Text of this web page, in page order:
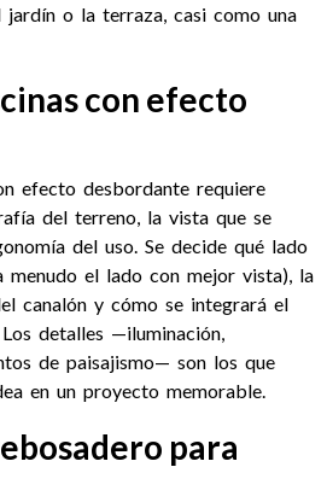
o la terraza, casi como una
con efecto
efecto desbordante requiere
del terreno, la vista que se
del uso. Se decide qué lado
menudo el lado con mejor vista), la
canalón y cómo se integrará el
detalles —iluminación,
de paisajismo— son los que
en un proyecto memorable.
para